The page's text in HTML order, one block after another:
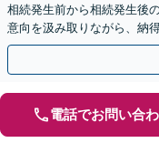
相続発生前から相続発生後
意向を汲み取りながら、納
ん台駅より徒歩5分】
電話でお問い合